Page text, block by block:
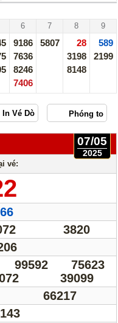
6 7 8 9
9186
7636
8246
7406
5807
28
3198
8148
589
2199
07/05
2025
vé:
3820
99592
75623
39099
66217